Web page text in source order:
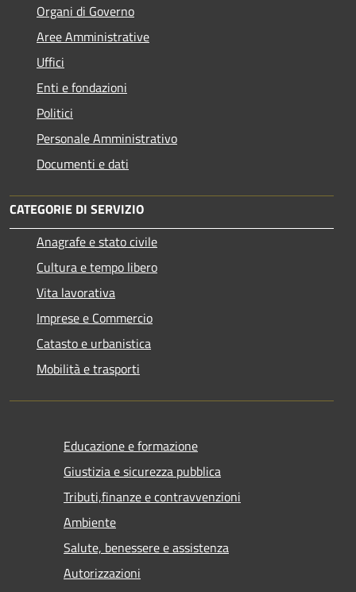
Organi di Governo
Aree Amministrative
Uffici
Enti e fondazioni
Politici
Personale Amministrativo
Documenti e dati
CATEGORIE DI SERVIZIO
Anagrafe e stato civile
Cultura e tempo libero
Vita lavorativa
Imprese e Commercio
Catasto e urbanistica
Mobilità e trasporti
Educazione e formazione
Giustizia e sicurezza pubblica
Tributi,finanze e contravvenzioni
Ambiente
Salute, benessere e assistenza
Autorizzazioni